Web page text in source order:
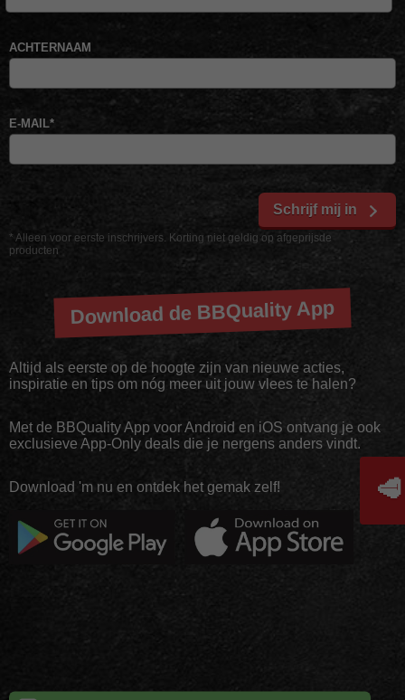
* Alleen voor eerste inschrijvers. Korting niet geldig op afgeprijsde
producten
ACHTERNAAM
E-MAIL*
Schrijf mij in
Download de BBQuality App
Altijd als eerste op de hoogte zijn van nieuwe acties,
inspiratie en tips om nóg meer uit jouw vlees te halen?
Met de BBQuality App voor Android en iOS ontvang je ook
exclusieve App-Only deals die je nergens anders vindt.
Download 'm nu en ontdek het gemak zelf! 🥩